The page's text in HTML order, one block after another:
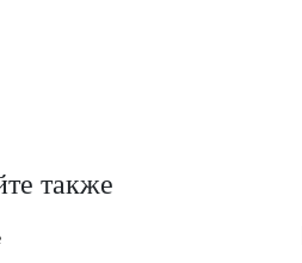
также